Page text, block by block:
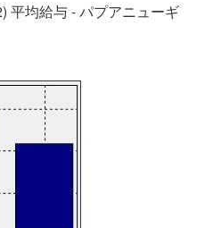
平均給与 - パプアニューギ